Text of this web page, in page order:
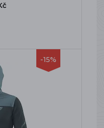
-15%